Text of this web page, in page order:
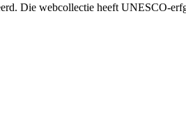
Die webcollectie heeft UNESCO-